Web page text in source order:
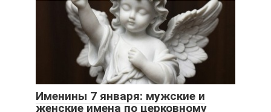
Именины 7 января: мужские и
женские имена по церковному